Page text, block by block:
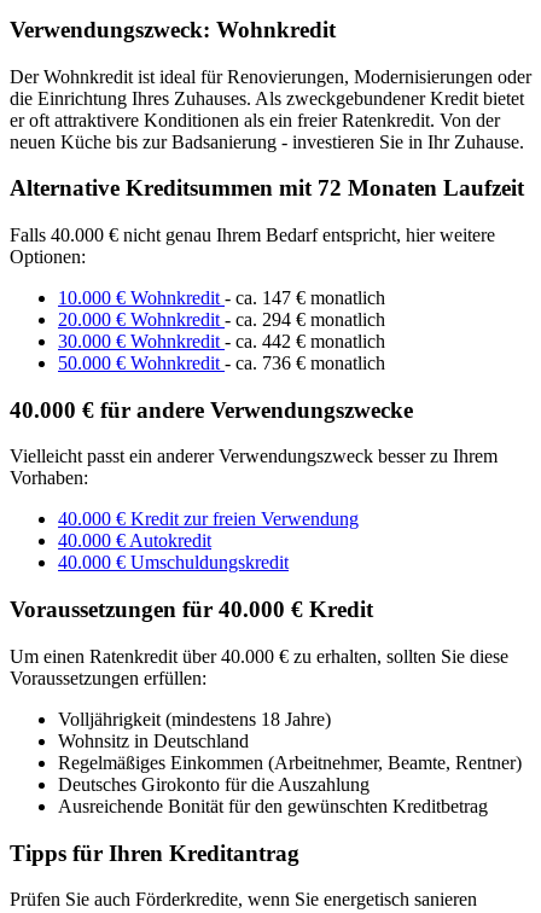
Verwendungszweck: Wohnkredit
Der Wohnkredit ist ideal für Renovierungen, Modernisierungen oder
die Einrichtung Ihres Zuhauses. Als zweckgebundener Kredit bietet
er oft attraktivere Konditionen als ein freier Ratenkredit. Von der
neuen Küche bis zur Badsanierung - investieren Sie in Ihr Zuhause.
Alternative Kreditsummen mit 72 Monaten Laufzeit
Falls 40.000 € nicht genau Ihrem Bedarf entspricht, hier weitere
Optionen:
10.000 € Wohnkredit - ca. 147 € monatlich
20.000 € Wohnkredit - ca. 294 € monatlich
30.000 € Wohnkredit - ca. 442 € monatlich
50.000 € Wohnkredit - ca. 736 € monatlich
40.000 € für andere Verwendungszwecke
Vielleicht passt ein anderer Verwendungszweck besser zu Ihrem
Vorhaben:
40.000 € Kredit zur freien Verwendung
40.000 € Autokredit
40.000 € Umschuldungskredit
Voraussetzungen für 40.000 € Kredit
Um einen Ratenkredit über 40.000 € zu erhalten, sollten Sie diese
Voraussetzungen erfüllen:
Volljährigkeit (mindestens 18 Jahre)
Wohnsitz in Deutschland
Regelmäßiges Einkommen (Arbeitnehmer, Beamte, Rentner)
Deutsches Girokonto für die Auszahlung
Ausreichende Bonität für den gewünschten Kreditbetrag
Tipps für Ihren Kreditantrag
Prüfen Sie auch Förderkredite, wenn Sie energetisch sanieren